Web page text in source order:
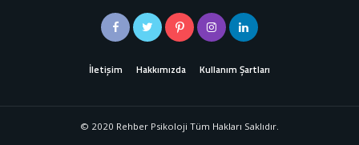
İletişim Hakkımızda Kullanım Şartları
© 2020 Rehber Psikoloji Tüm Hakları Saklıdır.